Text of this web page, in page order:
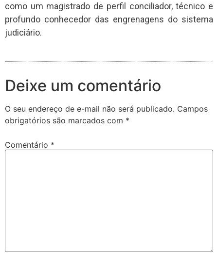
como um magistrado de perfil conciliador, técnico e
profundo conhecedor das engrenagens do sistema
judiciário.
Deixe um comentário
O seu endereço de e-mail não será publicado. Campos
obrigatórios são marcados com *
Comentário *